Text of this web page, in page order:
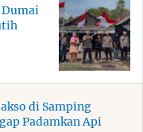
Dumai
di Samping
Padamkan Api